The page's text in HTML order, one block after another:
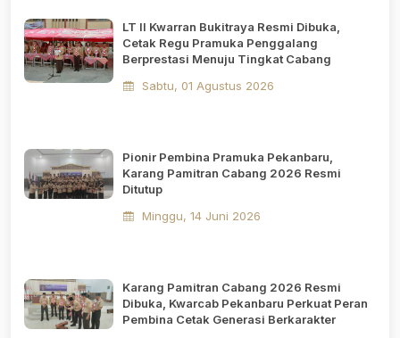
LT II Kwarran Bukitraya Resmi Dibuka,
Cetak Regu Pramuka Penggalang
Berprestasi Menuju Tingkat Cabang
Sabtu, 01 Agustus 2026
Pionir Pembina Pramuka Pekanbaru,
Karang Pamitran Cabang 2026 Resmi
Ditutup
Minggu, 14 Juni 2026
Karang Pamitran Cabang 2026 Resmi
Dibuka, Kwarcab Pekanbaru Perkuat Peran
Pembina Cetak Generasi Berkarakter